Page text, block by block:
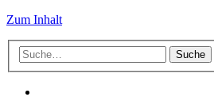
Zum Inhalt
Suche